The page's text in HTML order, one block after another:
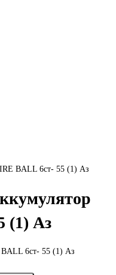
BALL 6ст- 55 (1) Аз
(1) Аз